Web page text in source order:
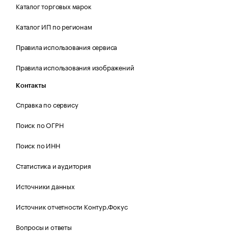
Каталог торговых марок
Каталог ИП по регионам
Правила использования сервиса
Правила использования изображений
Контакты
Справка по сервису
Поиск по ОГРН
Поиск по ИНН
Статистика и аудитория
Источники данных
Источник отчетности Контур.Фокус
Вопросы и ответы